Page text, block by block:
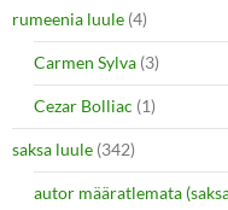
rumeenia luule (4)
Carmen Sylva (3)
Cezar Bolliac (1)
saksa luule (342)
autor määratlemata